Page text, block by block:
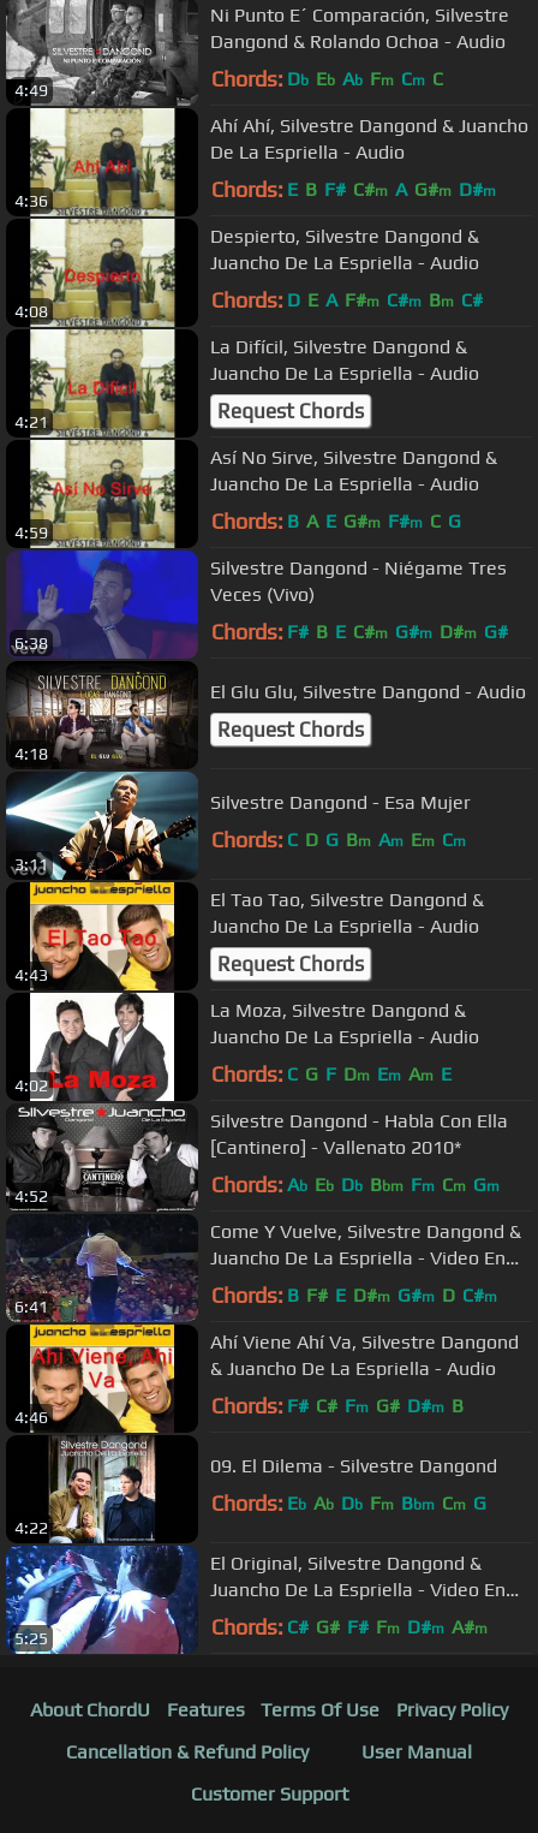
4:49
Ni Punto E´ Comparación, Silvestre
Dangond & Rolando Ochoa - Audio
Chords: Db Eb Ab Fm Cm C
4:36
Ahí Ahí, Silvestre Dangond & Juancho
De La Espriella - Audio
Chords: E B F# C#m A G#m D#m
4:08
Despierto, Silvestre Dangond &
Juancho De La Espriella - Audio
Chords: D E A F#m C#m Bm C#
4:21
La Difícil, Silvestre Dangond &
Juancho De La Espriella - Audio
Request Chords
4:59
Así No Sirve, Silvestre Dangond &
Juancho De La Espriella - Audio
Chords: B A E G#m F#m C G
6:38
Silvestre Dangond - Niégame Tres
Veces (Vivo)
Chords: F# B E C#m G#m D#m G#
4:18
El Glu Glu, Silvestre Dangond - Audio
Request Chords
3:11
Silvestre Dangond - Esa Mujer
Chords: C D G Bm Am Em Cm
4:43
El Tao Tao, Silvestre Dangond &
Juancho De La Espriella - Audio
Request Chords
4:02
La Moza, Silvestre Dangond &
Juancho De La Espriella - Audio
Chords: C G F Dm Em Am E
4:52
Silvestre Dangond - Habla Con Ella
[Cantinero] - Vallenato 2010*
Chords: Ab Eb Db Bbm Fm Cm Gm
6:41
Come Y Vuelve, Silvestre Dangond &
Juancho De La Espriella - Video En
Vivo
Chords: B F# E D#m G#m D C#m
4:46
Ahí Viene Ahí Va, Silvestre Dangond
& Juancho De La Espriella - Audio
Chords: F# C# Fm G# D#m B
4:22
09. El Dilema - Silvestre Dangond
Chords: Eb Ab Db Fm Bbm Cm G
5:25
El Original, Silvestre Dangond &
Juancho De La Espriella - Video En
Vivo
Chords: C# G# F# Fm D#m A#m
About ChordU Features Terms Of Use
Privacy Policy
Cancellation & Refund Policy
User Manual
Customer Support